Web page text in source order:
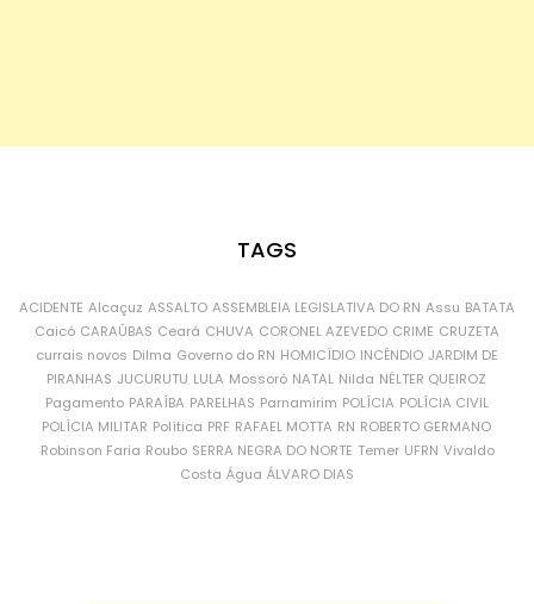
TAGS
ACIDENTE Alcaçuz ASSALTO ASSEMBLEIA LEGISLATIVA DO RN Assu BATATA
Caicó CARAÚBAS Ceará CHUVA CORONEL AZEVEDO CRIME CRUZETA
currais novos Dilma Governo do RN HOMICÍDIO INCÊNDIO JARDIM DE
PIRANHAS JUCURUTU LULA Mossoró NATAL Nilda NÉLTER QUEIROZ
Pagamento PARAÍBA PARELHAS Parnamirim POLÍCIA POLÍCIA CIVIL
POLÍCIA MILITAR Política PRF RAFAEL MOTTA RN ROBERTO GERMANO
Robinson Faria Roubo SERRA NEGRA DO NORTE Temer UFRN Vivaldo
Costa Água ÁLVARO DIAS